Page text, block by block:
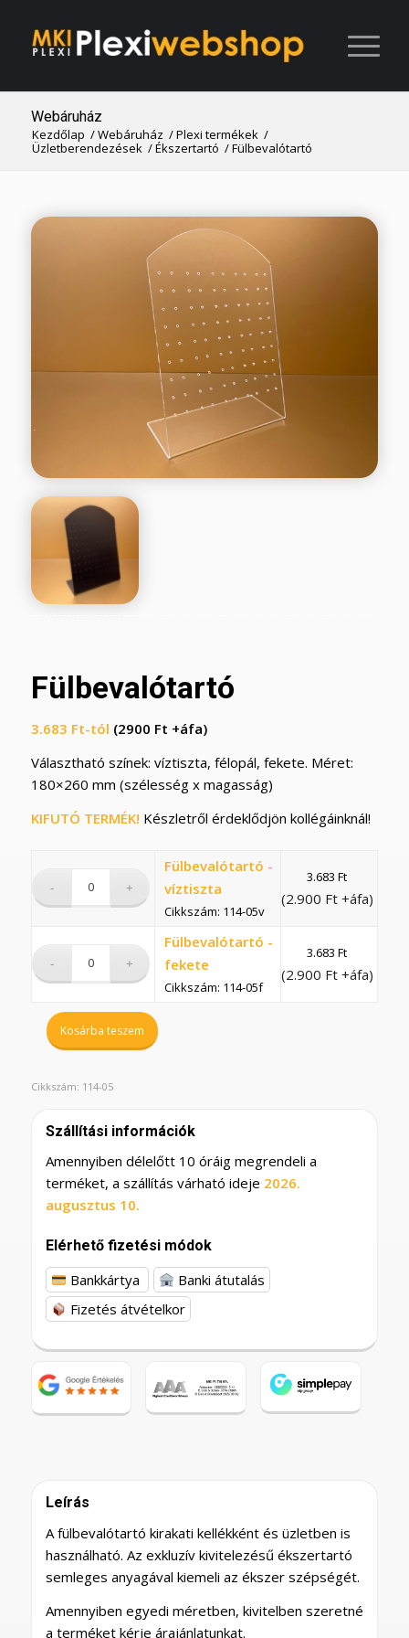
Webáruház
Kezdőlap /Webáruház /Plexi termékek /
Üzletberendezések /Ékszertartó /Fülbevalótartó
Fülbevalótartó
3.683 Ft-tól (2900 Ft +áfa)
Választható színek: víztiszta, félopál, fekete. Méret:
180×260 mm (szélesség x magasság)
KIFUTÓ TERMÉK! Készletről érdeklődjön kollégáinknál!
Fülbevalótartó -
víztiszta
Cikkszám: 114-05v
3.683Ft
(2.900 Ft+áfa)
Fülbevalótartó -
fekete
Cikkszám: 114-05f
3.683Ft
(2.900 Ft+áfa)
Kosárba teszem
Cikkszám: 114-05
Szállítási információk
Amennyiben délelőtt 10 óráig megrendeli a
terméket, a szállítás várható ideje 2026.
augusztus 10.
Elérhető fizetési módok
Bankkártya
Banki átutalás
Fizetés átvételkor
Leírás
A fülbevalótartó kirakati kellékként és üzletben is
használható. Az exkluzív kivitelezésű ékszertartó
semleges anyagával kiemeli az ékszer szépségét.
Amennyiben egyedi méretben, kivitelben szeretné
a terméket kérje árajánlatunkat.